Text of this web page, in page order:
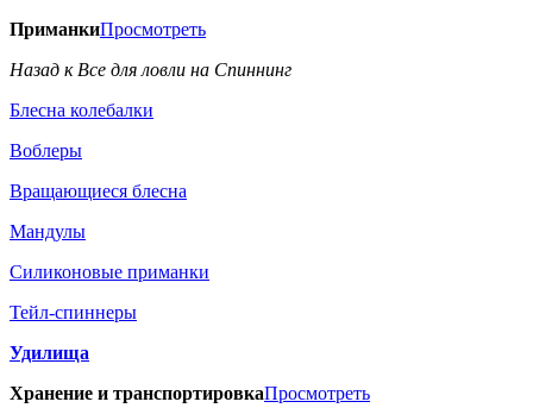
ПриманкиПросмотреть
Назад к Все для ловли на Спиннинг
Блесна колебалки
Воблеры
Вращающиеся блесна
Мандулы
Силиконовые приманки
Тейл-спиннеры
Удилища
Хранение и транспортировкаПросмотреть